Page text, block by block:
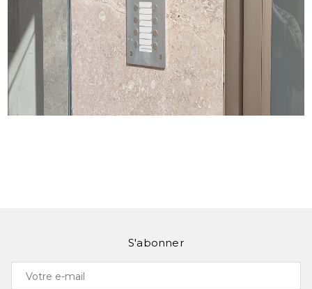
S'abonner
Votre